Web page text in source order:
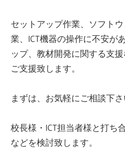
セットアップ作業、ソフト
業、ICT機器の操作に不安が
ップ、教材開発に関する支
ご支援致します。
まずは、お気軽にご相談下さ
校長様・ICT担当者様と打ち
などを検討致します。